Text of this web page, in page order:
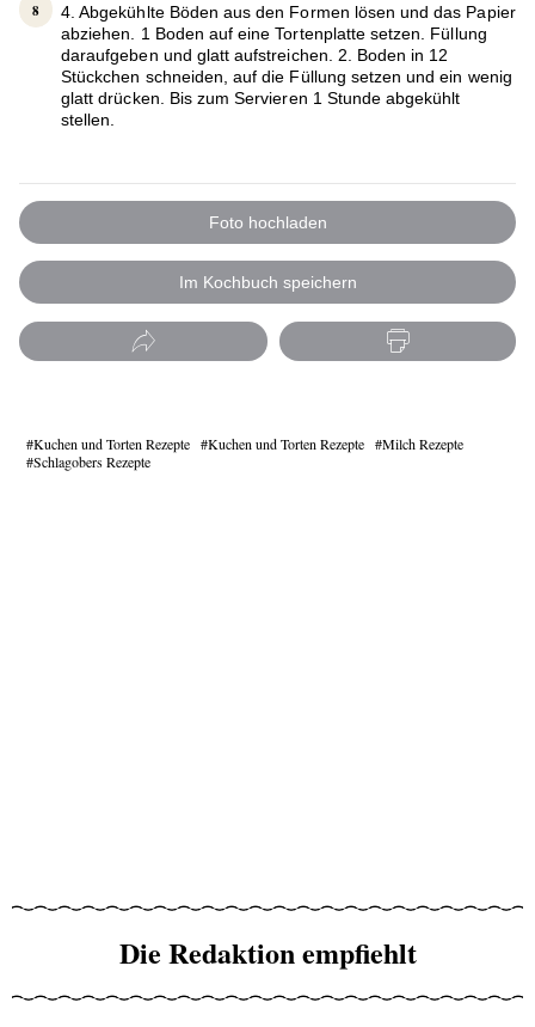
4. Abgekühlte Böden aus den Formen lösen und das Papier
abziehen. 1 Boden auf eine Tortenplatte setzen. Füllung
daraufgeben und glatt aufstreichen. 2. Boden in 12
Stückchen schneiden, auf die Füllung setzen und ein wenig
glatt drücken. Bis zum Servieren 1 Stunde abgekühlt
stellen.
Foto hochladen
Im Kochbuch speichern
Kuchen und Torten Rezepte Kuchen und Torten Rezepte
Milch Rezepte
Schlagobers Rezepte
Die Redaktion empfiehlt